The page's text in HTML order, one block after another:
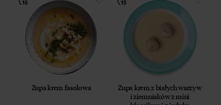
Zupa krem fasolowa
Zupa krem z białych warzyw
i ziemniaków z mini